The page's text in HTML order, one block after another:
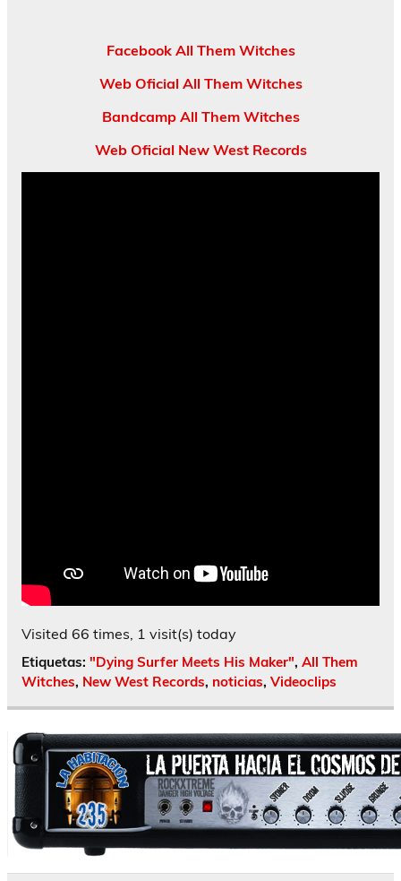
Facebook All Them Witches
Web Oficial All Them Witches
Bandcamp All Them Witches
Web Oficial New West Records
Visited 66 times, 1 visit(s) today
Etiquetas: "Dying Surfer Meets His Maker", All Them
Witches, New West Records, noticias, Videoclips